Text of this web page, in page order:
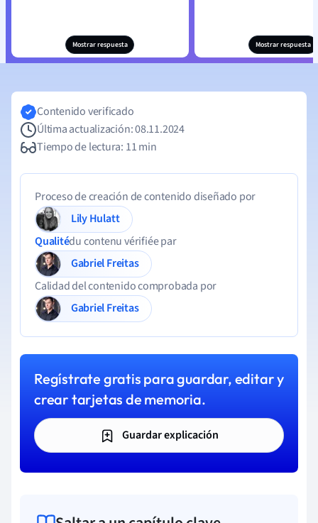
Mostrar respuesta Mostrar respuesta
Contenido verificado
Última actualización: 08.11.2024
Tiempo de lectura: 11 min
Proceso de creación de contenido diseñado por
Lily Hulatt
Qualitédu contenu vérifiée par
Gabriel Freitas
Calidad del contenido comprobada por
Gabriel Freitas
Regístrate gratis para guardar, editar y
crear tarjetas de memoria.
Guardar explicación